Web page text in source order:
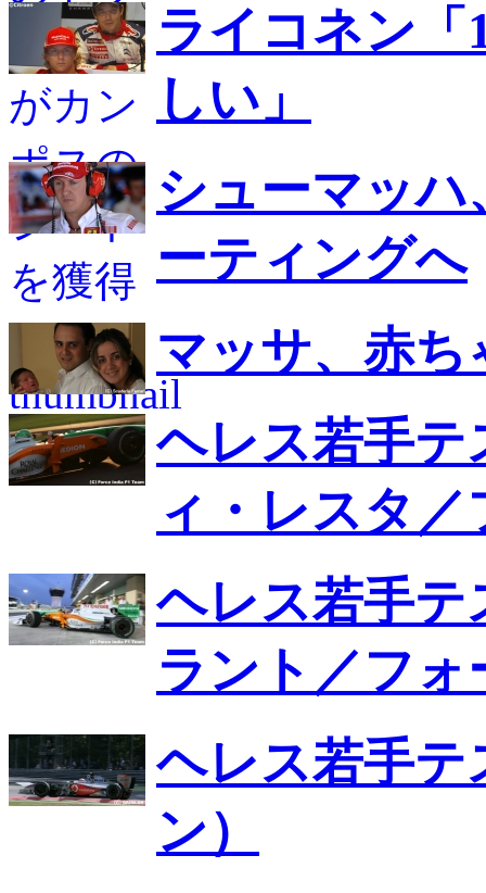
ライコネン
しい」
シューマッ
ーティングへ
マッサ、赤ち
ヘレス若手テ
ィ・レスタ
ヘレス若手テ
ラント／フ
ヘレス若手テ
ン）